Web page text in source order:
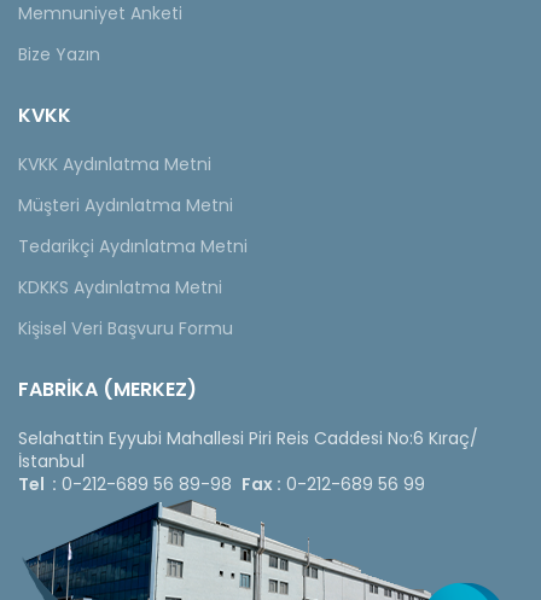
Memnuniyet Anketi
Bize Yazın
KVKK
KVKK Aydınlatma Metni
Müşteri Aydınlatma Metni
Tedarikçi Aydınlatma Metni
KDKKS Aydınlatma Metni
Kişisel Veri Başvuru Formu
FABRİKA (MERKEZ)
Selahattin Eyyubi Mahallesi Piri Reis Caddesi No:6 Kıraç/
İstanbul
Tel : 0-212-689 56 89-98 Fax : 0-212-689 56 99